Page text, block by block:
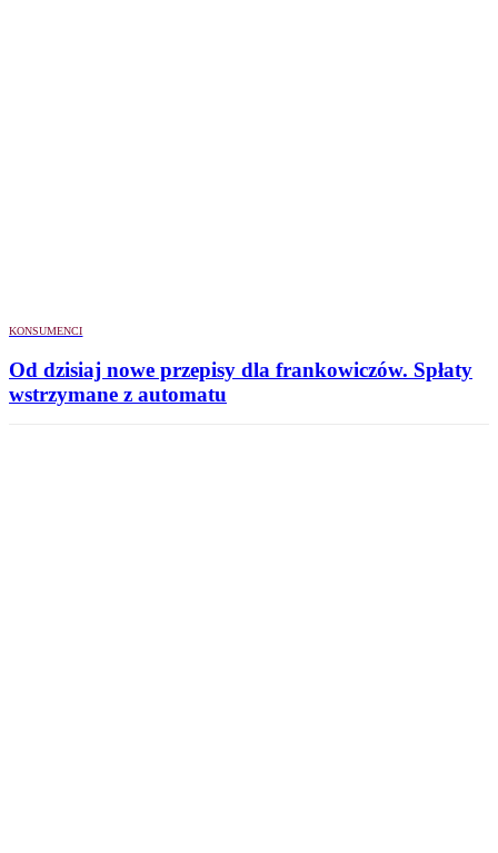
KONSUMENCI
Od dzisiaj nowe przepisy dla frankowiczów. Spłaty
wstrzymane z automatu